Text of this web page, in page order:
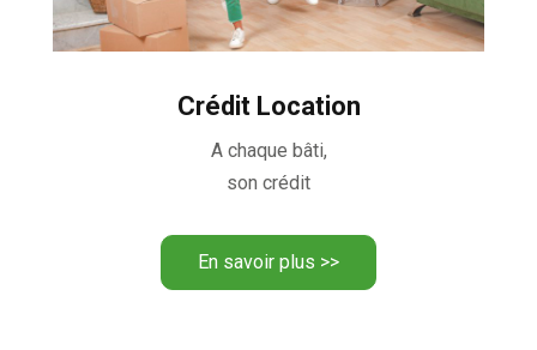
Crédit Location
A chaque bâti,
son crédit
En savoir plus >>